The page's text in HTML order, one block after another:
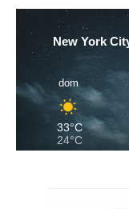
New York
dom
33°C
24°C